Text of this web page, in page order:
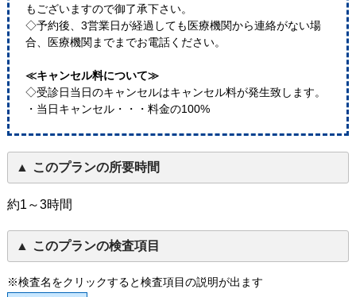
もございますので御了承下さい。
◇予約後、3営業日が経過しても医療機関から連絡がない場
合、医療機関までまでお電話ください。
≪キャンセル料について≫
◇受診日当日のキャンセルはキャンセル料が発生致します。
・当日キャンセル・・・料金の100%
このプランの所要時間
約1～3時間
このプランの検査項目
※検査名をクリックすると検査項目の説明が出ます